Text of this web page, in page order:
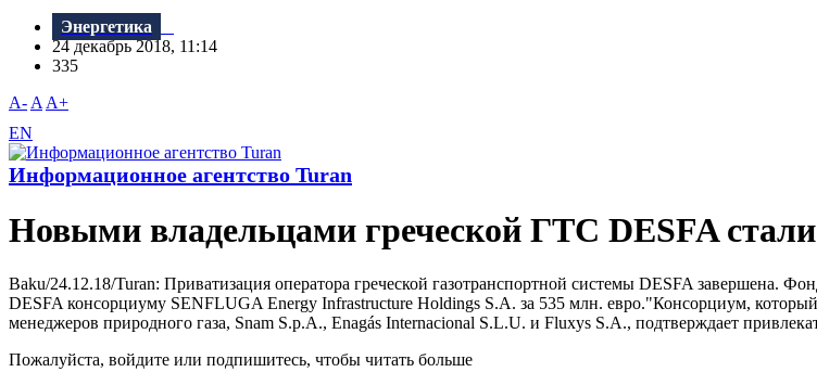
Энергетика
24 декабрь 2018, 11:14
335
A- A A+
EN
Информационное агентство Turan
Новыми владельцами греческой ГТС DESFA
Baku/24.12.18/Turan: Приватизация оператора греческой газотранспортной системы DESFA завершена.
DESFA консорциуму SENFLUGA Energy Infrastructure Holdings S.A. за 535 млн. евро."Консорциум,
менеджеров природного газа, Snam S.p.A., Enagás Internacional S.L.U. и Fluxys S.A., подтверждает
Пожалуйста, войдите или подпишитесь, чтобы читать больше